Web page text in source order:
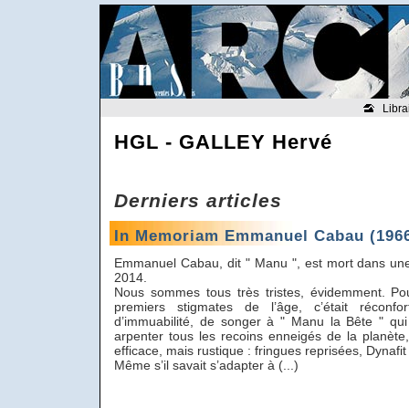
HGL - GALLEY Hervé
Derniers articles
In Memoriam Emmanuel Cabau
Emmanuel Cabau, dit " Manu ", est mort dans
2014.
Nous sommes tous très tristes, évidemment.
premiers stigmates de l’âge, c’était
d’immuabilité, de songer à " Manu la Bête "
arpenter tous les recoins enneigés de la
efficace, mais rustique : fringues reprisées,
Même s’il savait s’adapter à (...)